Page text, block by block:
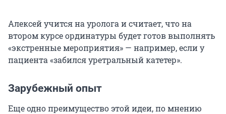
Алексей учится на уролога и считает, что на
втором курсе ординатуры будет готов выполнять
«экстренные мероприятия» — например, если у
пациента «забился уретральный катетер».
Зарубежный опыт
Еще одно преимущество этой идеи, по мнению